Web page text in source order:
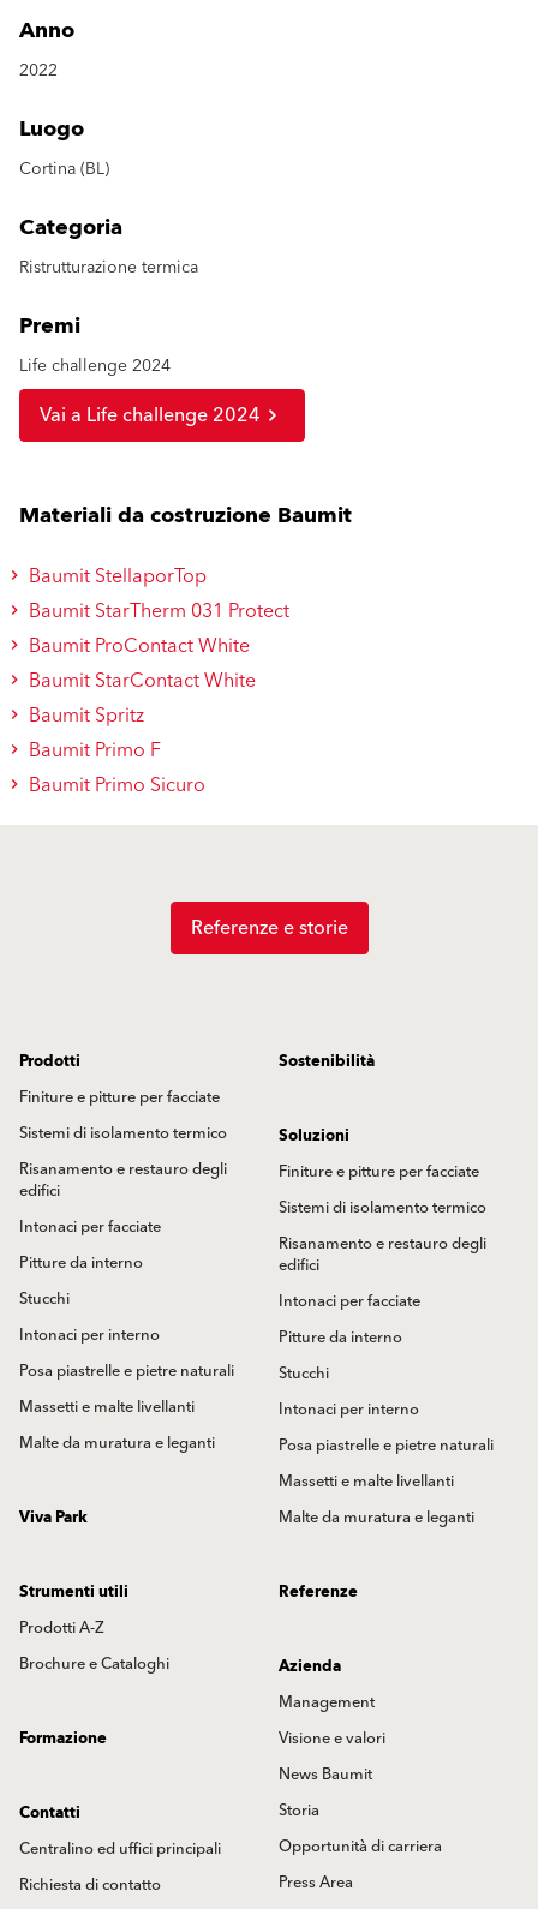
Anno
2022
Luogo
Cortina (BL)
Categoria
Ristrutturazione termica
Premi
Life challenge 2024
Vai a Life challenge 2024
Materiali da costruzione Baumit
Baumit StellaporTop
Baumit StarTherm 031 Protect
Baumit ProContact White
Baumit StarContact White
Baumit Spritz
Baumit Primo F
Baumit Primo Sicuro
Referenze e storie
Prodotti
Finiture e pitture per facciate
Sistemi di isolamento termico
Risanamento e restauro degli
edifici
Intonaci per facciate
Pitture da interno
Stucchi
Intonaci per interno
Posa piastrelle e pietre naturali
Massetti e malte livellanti
Malte da muratura e leganti
Sostenibilità
Soluzioni
Finiture e pitture per facciate
Sistemi di isolamento termico
Risanamento e restauro degli
edifici
Intonaci per facciate
Pitture da interno
Stucchi
Intonaci per interno
Posa piastrelle e pietre naturali
Massetti e malte livellanti
Malte da muratura e leganti
Viva Park
Strumenti utili
Prodotti A-Z
Brochure e Cataloghi
Referenze
Azienda
Management
Visione e valori
News Baumit
Storia
Opportunità di carriera
Press Area
Formazione
Contatti
Centralino ed uffici principali
Richiesta di contatto